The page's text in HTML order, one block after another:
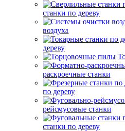
станки по дереву
воздуха
дереву
раскроечные станки
по дереву
рейсмусовые станки
станки по дереву